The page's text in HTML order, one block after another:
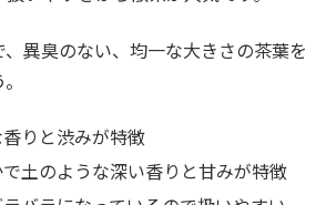
異臭のない、均一な大きさの茶葉を
りと渋みが特徴
土のような深い香りと甘みが特徴